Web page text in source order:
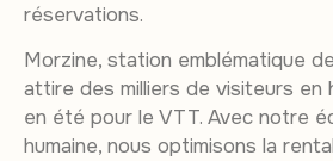
réservations.
Morzine, station emblématique
attire des milliers de visiteurs en
en été pour le VTT. Avec notre
humaine, nous optimisons la